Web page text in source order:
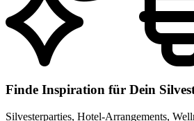
Finde Inspiration für Dein
Silvesterparties, Hotel-Arrangements,